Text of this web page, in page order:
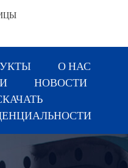
О НАС
НОВОСТИ